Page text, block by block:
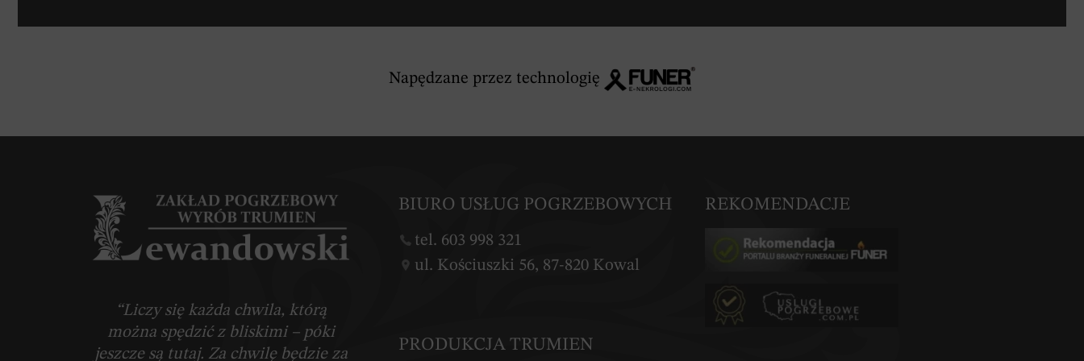
Napędzane przez technologię
“Liczy się każda chwila, którą
można spędzić z bliskimi – póki
jeszcze są tutaj. Za chwilę będzie za
BIURO USŁUG POGRZEBOWYCH
tel. 603 998 321
ul. Kościuszki 56, 87-820 Kowal
PRODUKCJA TRUMIEN
REKOMENDACJE